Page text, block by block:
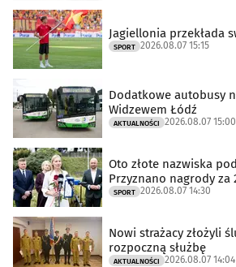
Jagiellonia przekłada
SPORT 2026.08.07 15:15
Dodatkowe autobusy
Widzewem Łódź
AKTUALNOŚCI 2026.08.07 15:00
Oto złote nazwiska
Przyznano nagrody za
SPORT 2026.08.07 14:30
Nowi strażacy złożyli
rozpoczną służbę
AKTUALNOŚCI 2026.08.07 14:04